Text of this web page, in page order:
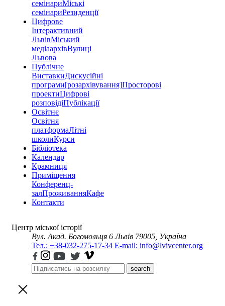
семінариМіські
семінариРезиденції
Цифрове
Інтерактивний
ЛьвівМіський
медіаархівВулиці
Львова
Публічне
ВиставкиДискусійні
програми[розархівування]Просторові
проектиЦифрові
розповідіПублікації
Освітнє
Освітня
платформаЛітні
школиКурси
Бібліотека
Календар
Крамниця
Приміщення
Конференц-
залПроживанняКафе
Контакти
Центр міської історії
Вул. Акад. Богомольця 6 Львів 79005, Україна
Тел.: +38-032-275-17-34 E-mail: info@lvivcenter.org
search